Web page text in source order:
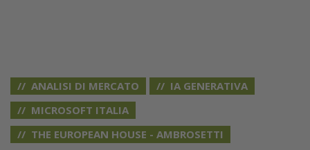
ANALISI DI MERCATO
IA GENERATIVA
MICROSOFT ITALIA
THE EUROPEAN HOUSE - AMBROSETTI